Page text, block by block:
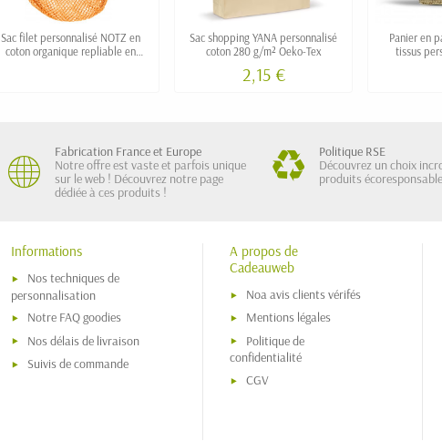
Sac filet personnalisé NOTZ en
coton organique repliable en
Sac shopping YANA personnalisé
coton 280 g/m² Oeko-Tex
2,15 €
Panier en
tissus
Fabrication France et Europe
Notre offre est vaste et parfois unique
sur le web ! Découvrez notre page
dédiée à ces produits !
Politique RSE
Découvrez un choix
produits
Informations
Nos techniques de
personnalisation
Notre FAQ goodies
Nos délais de livraison
Suivis de commande
A propos de
Cadeauweb
Noa avis clients vérifés
Mentions légales
Politique de
confidentialité
CGV